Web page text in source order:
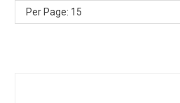
Per Page: 15